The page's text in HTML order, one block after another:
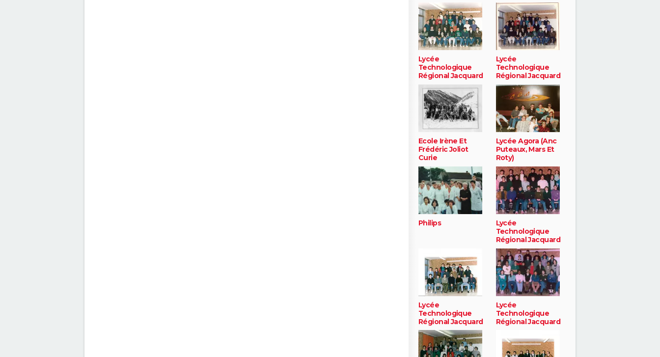
Lycée
Technologique
Régional Jacquard
Lycée
Technologique
Régional Jacquard
Ecole Irène Et
Frédéric Joliot
Curie
Lycée Agora (Anc
Puteaux, Mars Et
Roty)
Philips
Lycée
Technologique
Régional Jacquard
Lycée
Technologique
Régional Jacquard
Lycée
Technologique
Régional Jacquard